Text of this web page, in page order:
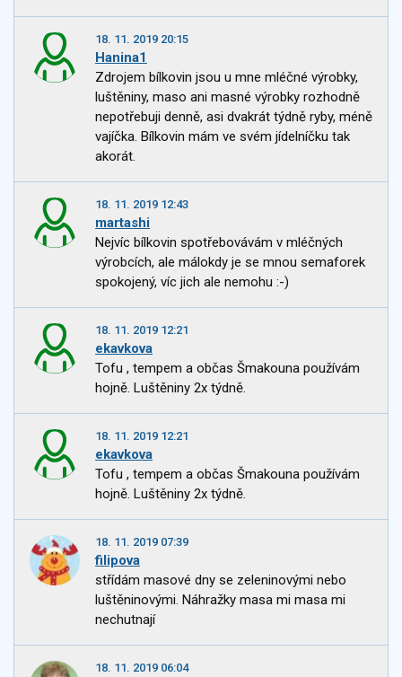
18. 11. 2019 20:15
Hanina1
Zdrojem bílkovin jsou u mne mléčné výrobky,
luštěniny, maso ani masné výrobky rozhodně
nepotřebuji denně, asi dvakrát týdně ryby, méně
vajíčka. Bílkovin mám ve svém jídelníčku tak
akorát.
18. 11. 2019 12:43
martashi
Nejvíc bílkovin spotřebovávám v mléčných
výrobcích, ale málokdy je se mnou semaforek
spokojený, víc jich ale nemohu :-)
18. 11. 2019 12:21
ekavkova
Tofu , tempem a občas Šmakouna používám
hojně. Luštěniny 2x týdně.
18. 11. 2019 12:21
ekavkova
Tofu , tempem a občas Šmakouna používám
hojně. Luštěniny 2x týdně.
18. 11. 2019 07:39
filipova
střídám masové dny se zeleninovými nebo
luštěninovými. Náhražky masa mi masa mi
nechutnají
18. 11. 2019 06:04